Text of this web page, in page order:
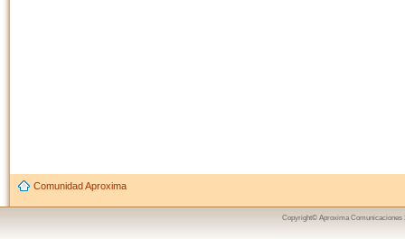
Comunidad Aproxima
Copyright© Aproxima Comunicaciones